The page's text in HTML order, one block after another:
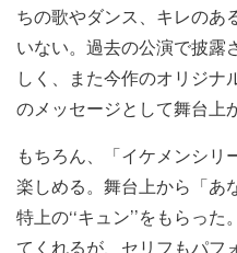
ちの歌やダンス、キレのあ
いない。過去の公演で披露
しく、また今作のオリジナ
のメッセージとして舞台上
もちろん、「イケメンシリ
楽しめる。舞台上から「あ
特上の‘‘キュン’’をもらっ
てくれるが、セリフもパフ